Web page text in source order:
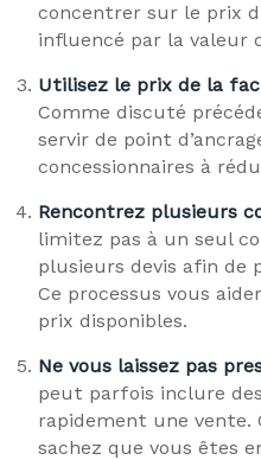
concentrer sur le prix
influencé par la valeur
Utilisez le prix de la
Comme discuté
servir de point
concessionnaires à
Rencontrez plusieurs
limitez pas à un seul
plusieurs devis afin de
Ce processus vous
prix disponibles.
Ne vous laissez pas
peut parfois inclure
rapidement une vente.
sachez que vous êtes